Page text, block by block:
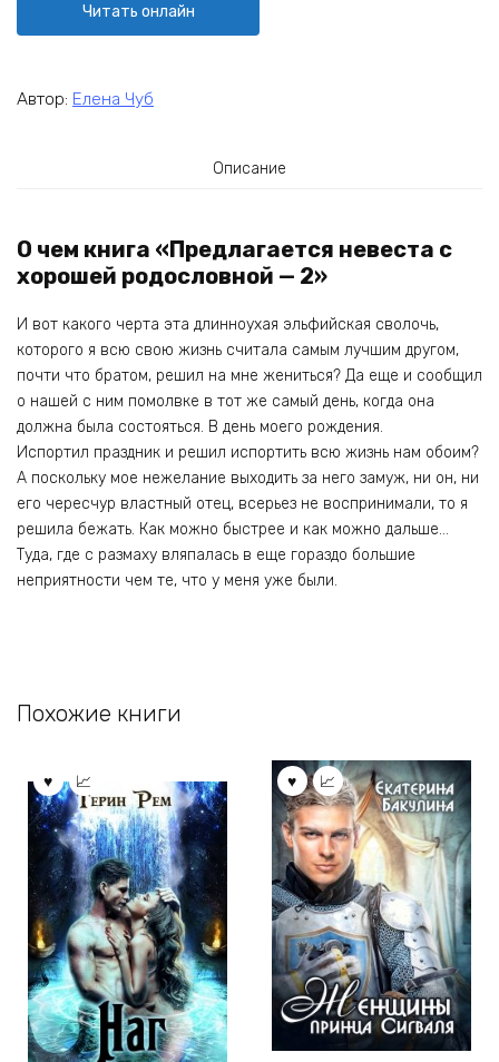
Читать онлайн
Автор: Елена Чуб
Описание
О чем книга «Предлагается невеста с
хорошей родословной — 2»
И вот какого черта эта длинноухая эльфийская сволочь,
которого я всю свою жизнь считала самым лучшим другом,
почти что братом, решил на мне жениться? Да еще и сообщил
о нашей с ним помолвке в тот же самый день, когда она
должна была состояться. В день моего рождения.
Испортил праздник и решил испортить всю жизнь нам обоим?
А поскольку мое нежелание выходить за него замуж, ни он, ни
его чересчур властный отец, всерьез не воспринимали, то я
решила бежать. Как можно быстрее и как можно дальше…
Туда, где с размаху вляпалась в еще гораздо большие
неприятности чем те, что у меня уже были.
Похожие книги